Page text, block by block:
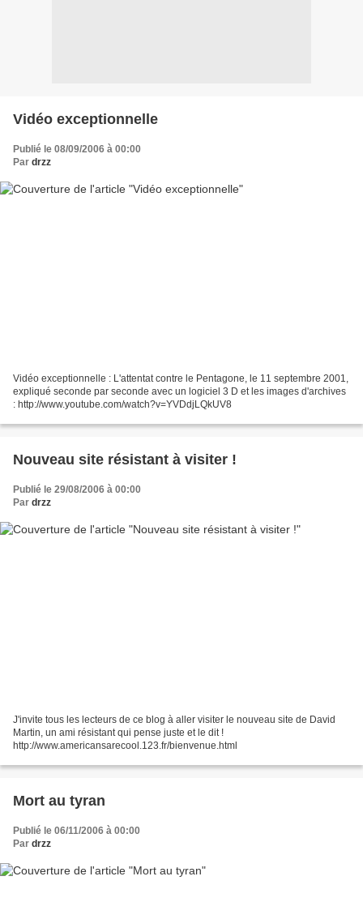
Vidéo exceptionnelle
Publié le 08/09/2006 à 00:00
Par drzz
Vidéo exceptionnelle : L'attentat contre le Pentagone, le 11 septembre 2001,
expliqué seconde par seconde avec un logiciel 3 D et les images d'archives
: http://www.youtube.com/watch?v=YVDdjLQkUV8
Nouveau site résistant à visiter !
Publié le 29/08/2006 à 00:00
Par drzz
J'invite tous les lecteurs de ce blog à aller visiter le nouveau site de David
Martin, un ami résistant qui pense juste et le dit !
http://www.americansarecool.123.fr/bienvenue.html
Mort au tyran
Publié le 06/11/2006 à 00:00
Par drzz